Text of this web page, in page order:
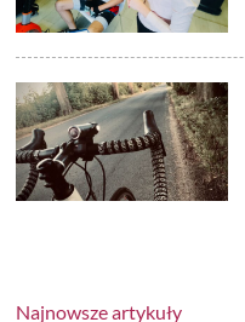
Najnowsze artykuły